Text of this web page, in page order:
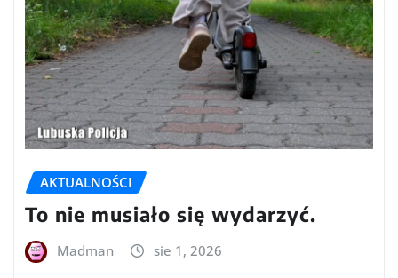
AKTUALNOŚCI
To nie musiało się wydarzyć.
Madman sie 1, 2026